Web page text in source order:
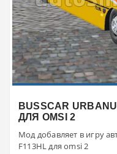
BUSSCAR
ДЛЯ OMSI 2
Мод добавляет в игру
F113HL для omsi 2